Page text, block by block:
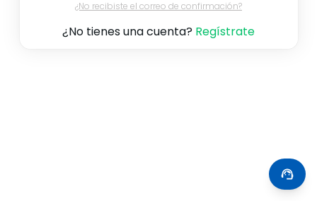
¿No recibiste el correo de confirmación?
¿No tienes una cuenta? Regístrate